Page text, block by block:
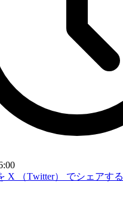
X （Twitter） でシェアする